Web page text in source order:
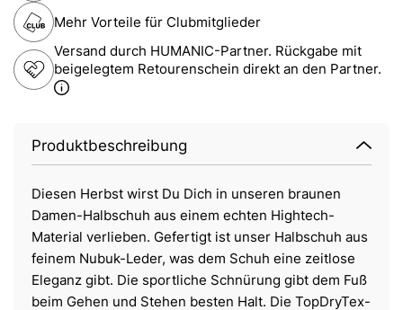
Mehr Vorteile für Clubmitglieder
Versand durch HUMANIC-Partner. Rückgabe mit
beigelegtem Retourenschein direkt an den Partner.
Produktbeschreibung
Diesen Herbst wirst Du Dich in unseren braunen
Damen-Halbschuh aus einem echten Hightech-
Material verlieben. Gefertigt ist unser Halbschuh aus
feinem Nubuk-Leder, was dem Schuh eine zeitlose
Eleganz gibt. Die sportliche Schnürung gibt dem Fuß
beim Gehen und Stehen besten Halt. Die TopDryTex-